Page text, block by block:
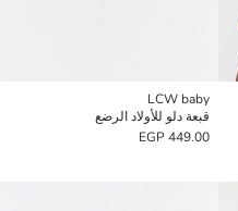
LCW baby
قبعة دلو للأولاد الرضع
449.00 EGP